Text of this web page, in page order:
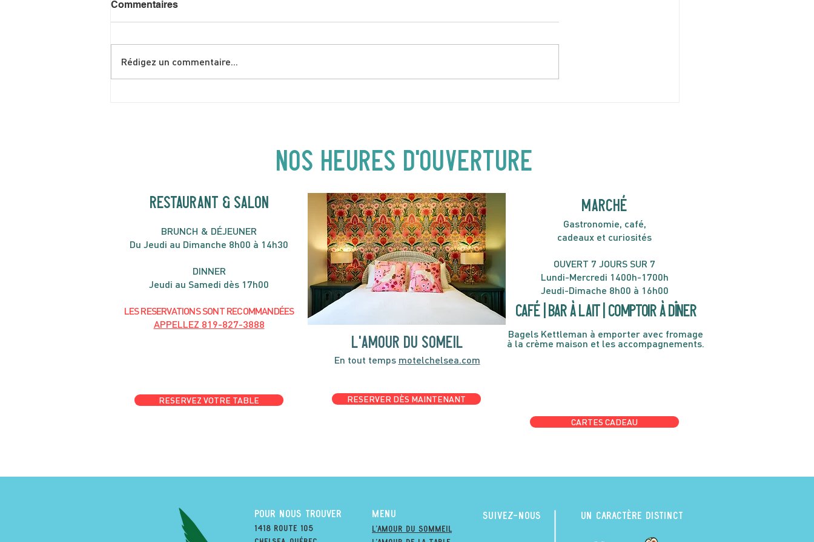
Commentaires
Rédigez un commentaire...
RESTAURANT & SALON
BRUNCH & DÉJEUNER
Du Jeudi au Dimanche 8h00 à 14h30
DINNER
Jeudi au Samedi dès 17h00
LES RESERVATIONSSONT RECOMMANDÉES
APPELLEZ 819-827-3888
RESERVEZ VOTRE TABLE
l'amour du someil
En tout temps motelchelsea.com
RESERVER DÈS MAINTENANT
MARCHÉ
Gastronomie, café,
cadeaux et curiosités
OUVERT 7 JOURS SUR 7
Lundi-Mercredi 1400h-1700h
Jeudi-Dimache 8h00 à 16h00
café | Bar à lait | Comptoir à dîner
Bagels Kettleman à emporter avec fromage
à la crème maison et les accompagnements.
CARTES CADEAU
NOS heures d'ouverture
POUR NOUS TROUVER
1418 Route 105
MENU
l'amour du soMmeil
suivez-nous UN CARACTÈRE DISTINCT